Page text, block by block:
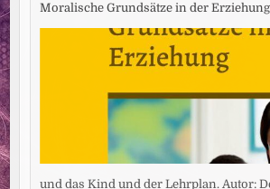
Moralische Grundsätze in der Erziehung
und das Kind und der Lehrplan. Autor: